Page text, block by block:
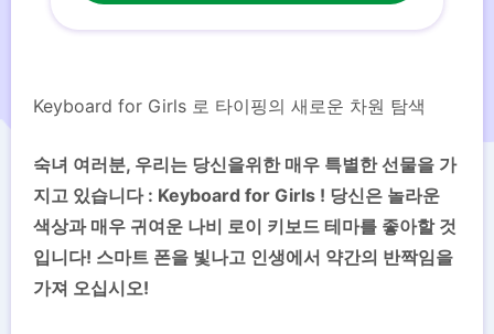
Keyboard for Girls 로 타이핑의 새로운 차원 탐색
숙녀 여러분, 우리는 당신을위한 매우 특별한 선물을 가
지고 있습니다 : Keyboard for Girls ! 당신은 놀라운
색상과 매우 귀여운 나비 로이 키보드 테마를 좋아할 것
입니다! 스마트 폰을 빛나고 인생에서 약간의 반짝임을
가져 오십시오!